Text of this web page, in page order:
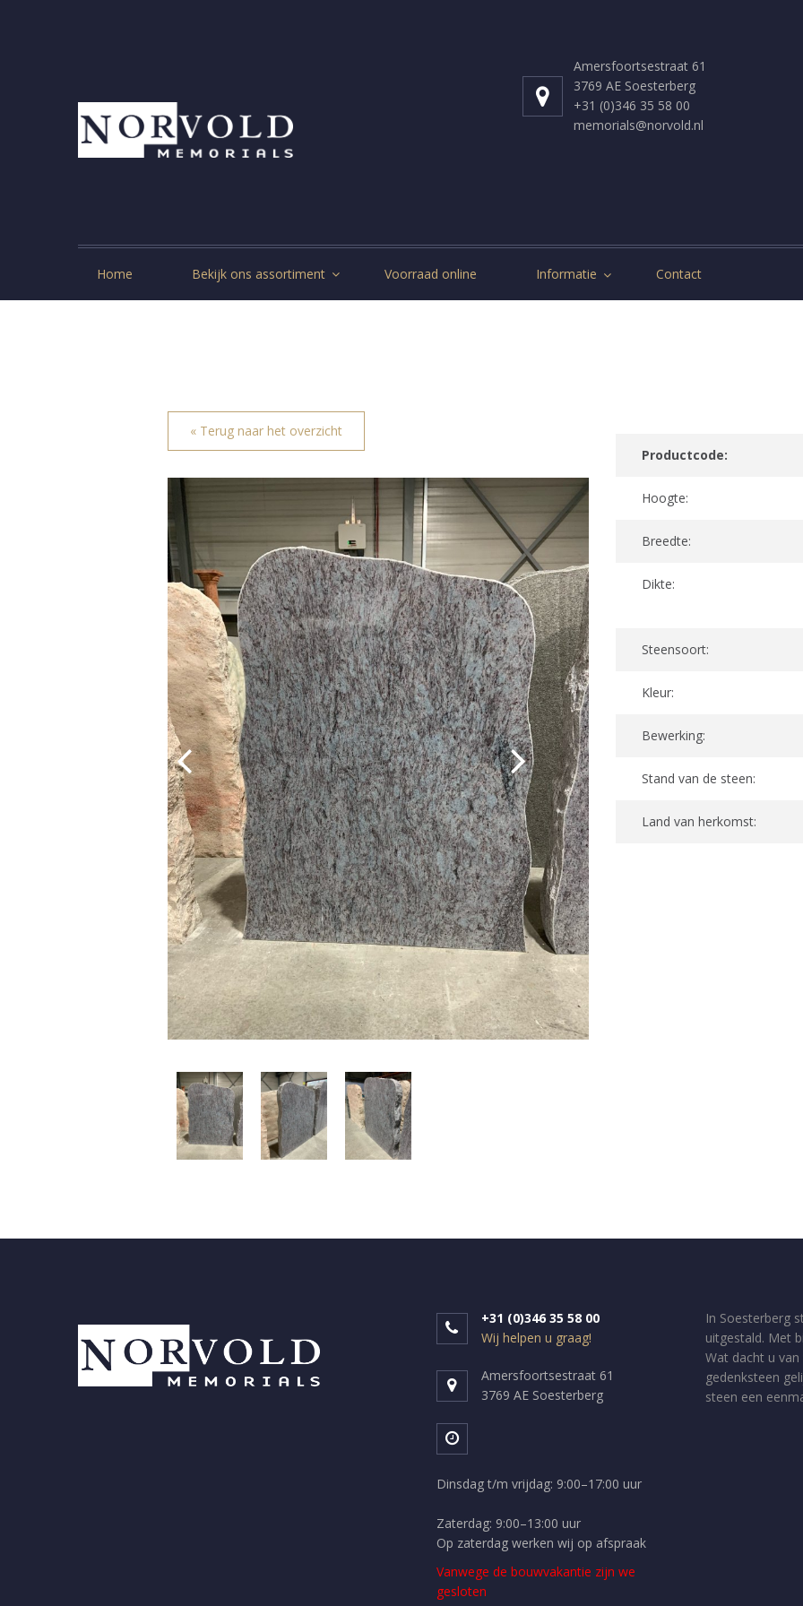
Amersfoortsestraat 61
3769 AE Soesterberg
+31 (0)346 35 58 00
memorials@norvold.nl
Home Bekijk ons assortiment Voorraad online Informatie Contact
« Terug naar het overzicht
Productcode:
Hoogte:
Breedte:
Dikte:
Steensoort:
Kleur:
Bewerking:
Stand van de steen:
Land van herkomst:
+31 (0)346 35 58 00
Wij helpen u graag!
Amersfoortsestraat 61
3769 AE Soesterberg
Dinsdag t/m vrijdag: 9:00–17:00 uur
Zaterdag: 9:00–13:00 uur
Op zaterdag werken wij op afspraak
Vanwege de bouwvakantie zijn we
gesloten
In Soesterberg
uitgestald. Met
Wat dacht u
gedenksteen
steen een